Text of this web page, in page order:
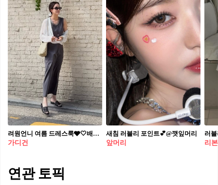
려원언니 여름 드레스룩🩶🤍배워요! 편안하고 예쁜 무드 맥시드레스👗 우리가 뭔지 찾았던 그 아이템 여름에 참고하기 좋은 정려원 언니, 일상 드레스룩 정보에요. 최근 정려원이 일상 속 드레스는 루에브르 드레이프 슬리브리스 맥시 드레스로, 화이트 시어 져지 드레이프 가디건을 살짝 걸쳤어요. 같은 원피스에 그레이 가디건도 톤온톤으로 잘 어울립니다. 사실 고급 포인트는 시어 져지 드레이프 트위스트 가디건입니다. 가볍고 시원한 터치감에 여밈 방식에 따라 다양한 실루엣을 연출할 수 있어, 숄더백 하나면 시티 오피스 룩으로도 풀려요. 한 벌로 두 가지 룩, 올여름 이 조합 참고하세요. • 루에브르 드레이프드 슬리브리스 맥시 드레스 • 루에브르 시어 져지 드레이프 가디건
가디건
새침 러블리 포인트💕@깻잎머리
앞머리
리본
연관 토픽